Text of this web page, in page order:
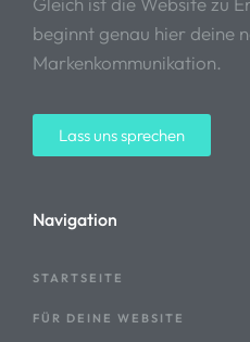
beginnt genau hier deine
Markenkommunikation.
Lass uns sprechen
Navigation
STARTSEITE
FÜR DEINE WEBSITE